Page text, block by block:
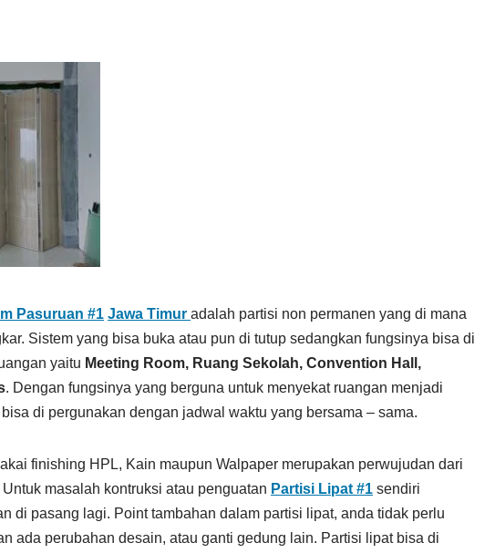
Pasuruan #1 Jawa Timur adalah partisi non permanen yang di mana
Sistem yang bisa buka atau pun di tutup sedangkan fungsinya bisa di
yaitu Meeting Room, Ruang Sekolah, Convention Hall,
. Dengan fungsinya yang berguna untuk menyekat ruangan menjadi
di pergunakan dengan jadwal waktu yang bersama – sama.
finishing HPL, Kain maupun Walpaper merupakan perwujudan dari
masalah kontruksi atau penguatan Partisi Lipat #1 sendiri
di pasang lagi. Point tambahan dalam partisi lipat, anda tidak perlu
ada perubahan desain, atau ganti gedung lain. Partisi lipat bisa di